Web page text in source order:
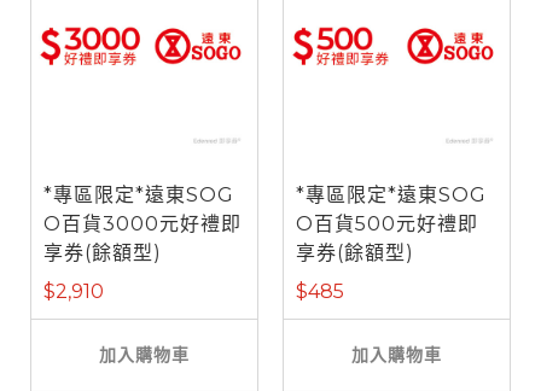
*專區限定*遠東SOG
O百貨3000元好禮即
享券(餘額型)
$2,910
加入購物車
*專區限定*遠東SOG
O百貨500元好禮即
享券(餘額型)
$485
加入購物車